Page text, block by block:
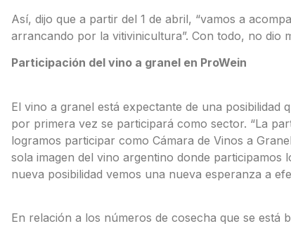
Así, dijo que a partir del 1 de abril, “vamos a
arrancando por la vitivinicultura”. Con todo, no dio
Participación del vino a granel en ProWein
El vino a granel está expectante de una
por primera vez se participará como sector. “La
logramos participar como Cámara de Vinos a
sola imagen del vino argentino donde
nueva posibilidad vemos una nueva esperanza a
En relación a los números de cosecha que se está